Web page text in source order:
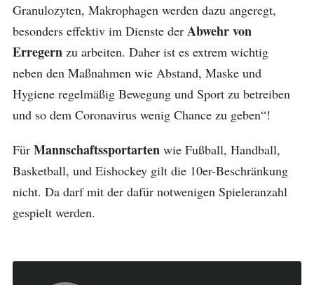
Granulozyten, Makrophagen werden dazu angeregt,
besonders effektiv im Dienste der Abwehr von
Erregern zu arbeiten. Daher ist es extrem wichtig
neben den Maßnahmen wie Abstand, Maske und
Hygiene regelmäßig Bewegung und Sport zu betreiben
und so dem Coronavirus wenig Chance zu geben“!
Für Mannschaftssportarten wie Fußball, Handball,
Basketball, und Eishockey gilt die 10er-Beschränkung
nicht. Da darf mit der dafür notwenigen Spieleranzahl
gespielt werden.